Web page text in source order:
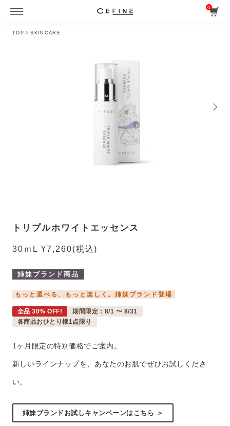
0
TOP > SKINCARE
トリプルホワイトエッセンス
30ｍL ¥7,260(税込)
姉妹ブランド商品
もっと選べる、もっと楽しく。姉妹ブランド登場
全品 30% OFF!
期間限定：8/1 〜 8/31
各商品おひとり様1点限り
1ヶ月限定の特別価格でご案内。
新しいラインナップを、あなたのお肌でぜひお試しくださ
い。
姉妹ブランドお試しキャンペーンはこちら ＞